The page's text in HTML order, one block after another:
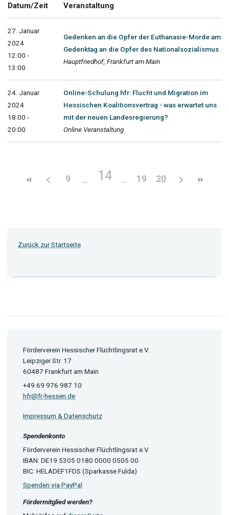
Datum/Zeit Veranstaltung
27. Januar
2024
12:00 -
13:00
Gedenken an die Opfer der Euthanasie-Morde am
Gedenktag an die Opfer des Nationalsozialismus
Hauptfriedhof, Frankfurt am Main
24. Januar
2024
18:00 -
20:00
Online-Schulung hfr: Flucht und Migration im
Hessischen Koalitionsvertrag - was erwartet uns
mit der neuen Landesregierung?
Online Veranstaltung
9 14 19 20
Zurück zur Startseite
Förderverein Hessischer Flüchtlingsrat e.V.
Leipziger Str. 17
60487 Frankfurt am Main
+49 69 976 987 10
hfr@fr-hessen.de
Impressum & Datenschutz
Spendenkonto
Förderverein Hessischer Flüchtlingsrat e.V.
IBAN: DE19 5305 0180 0000 0505 00
BIC: HELADEF1FDS (Sparkasse Fulda)
Spenden via PayPal
Fördermitglied werden?